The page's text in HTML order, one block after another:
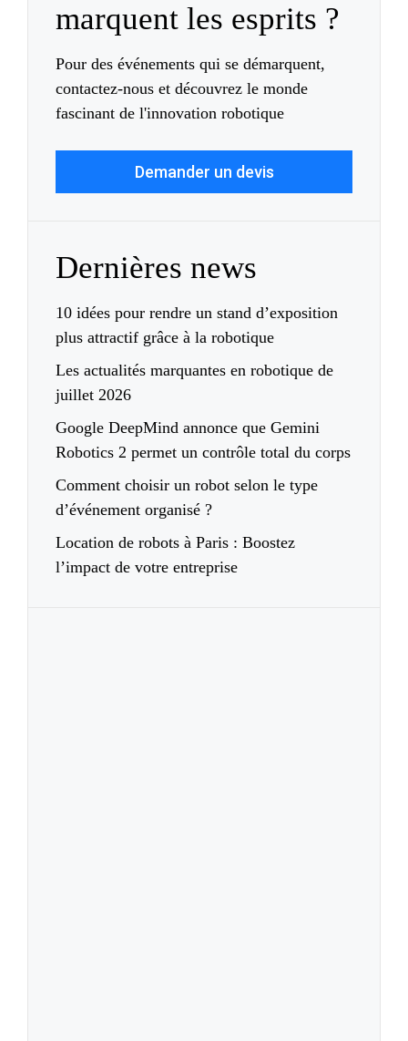
marquent les esprits ?
Pour des événements qui se démarquent,
contactez-nous et découvrez le monde
fascinant de l'innovation robotique
Demander un devis
Dernières news
10 idées pour rendre un stand d’exposition
plus attractif grâce à la robotique
Les actualités marquantes en robotique de
juillet 2026
Google DeepMind annonce que Gemini
Robotics 2 permet un contrôle total du corps
Comment choisir un robot selon le type
d’événement organisé ?
Location de robots à Paris : Boostez
l’impact de votre entreprise